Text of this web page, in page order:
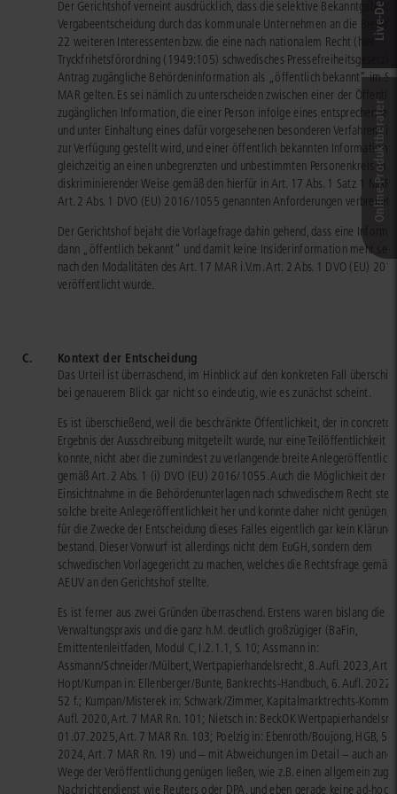
Der Gerichtshof verneint ausdrücklich, dass die selektive Bekanntgabe
Vergabeentscheidung durch das kommunale Unternehmen an die Bieter
22 weiteren Interessenten bzw. die eine nach nationalem Recht (hier
Tryckfrihetsförordning (1949:105) schwedisches Pressefreiheitsgesetz)
Antrag zugängliche Behördeninformation als „öffentlich bekannt“ im
MAR gelten. Es sei nämlich zu unterscheiden zwischen einer der
zugänglichen Information, die einer Person infolge eines entsprechenden
und unter Einhaltung eines dafür vorgesehenen besonderen Verfahrens
zur Verfügung gestellt wird, und einer öffentlich bekannten Information,
gleichzeitig an einen unbegrenzten und unbestimmten Personenkreis in
diskriminierender Weise gemäß den hierfür in Art. 17 Abs. 1 Satz 1 MAR
Art. 2 Abs. 1 DVO (EU) 2016/1055 genannten Anforderungen verbreitet
Der Gerichtshof bejaht die Vorlagefrage dahin gehend, dass eine
dann „öffentlich bekannt“ und damit keine Insiderinformation mehr sei,
nach den Modalitäten des Art. 17 MAR i.V.m. Art. 2 Abs. 1 DVO (EU)
veröffentlicht wurde.
C. Kontext der Entscheidung
Das Urteil ist überraschend, im Hinblick auf den konkreten Fall
bei genauerem Blick gar nicht so eindeutig, wie es zunächst scheint.
Es ist überschießend, weil die beschränkte Öffentlichkeit, der in concreto
Ergebnis der Ausschreibung mitgeteilt wurde, nur eine Teilöffentlichkeit
konnte, nicht aber die zumindest zu verlangende breite
gemäß Art. 2 Abs. 1 (i) DVO (EU) 2016/1055. Auch die Möglichkeit der
Einsichtnahme in die Behördenunterlagen nach schwedischem Recht
solche breite Anlegeröffentlichkeit her und konnte daher nicht genügen,
für die Zwecke der Entscheidung dieses Falles eigentlich gar kein
bestand. Dieser Vorwurf ist allerdings nicht dem EuGH, sondern dem
schwedischen Vorlagegericht zu machen, welches die Rechtsfrage
AEUV an den Gerichtshof stellte.
Es ist ferner aus zwei Gründen überraschend. Erstens waren bislang die
Verwaltungspraxis und die ganz h.M. deutlich großzügiger (BaFin,
Emittentenleitfaden, Modul C, I.2.1.1, S. 10; Assmann in:
Assmann/Schneider/Mülbert, Wertpapierhandelsrecht, 8. Aufl. 2023, Art.
Hopt/Kumpan in: Ellenberger/Bunte, Bankrechts-Handbuch, 6. Aufl. 2022,
52 f.; Kumpan/Misterek in: Schwark/Zimmer, Kapitalmarktrechts-
Aufl. 2020, Art. 7 MAR Rn. 101; Nietsch in: BeckOK
01.07.2025, Art. 7 MAR Rn. 103; Poelzig in: Ebenroth/Boujong, HGB, 5.
2024, Art. 7 MAR Rn. 19) und – mit Abweichungen im Detail – auch
Wege der Veröffentlichung genügen ließen, wie z.B. einen allgemein
Nachrichtendienst wie Reuters oder DPA, und eben gerade keine ad-hoc-
Online-Produkt­berater